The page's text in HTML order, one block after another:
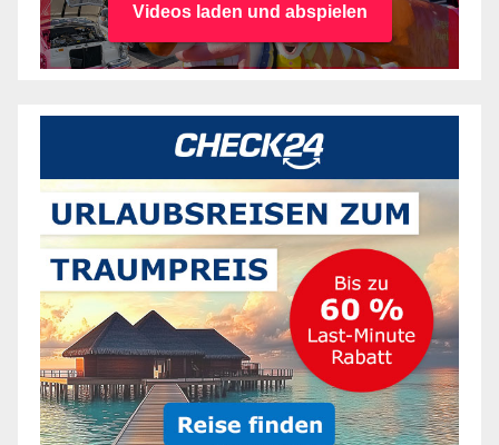
Videos laden und abspielen